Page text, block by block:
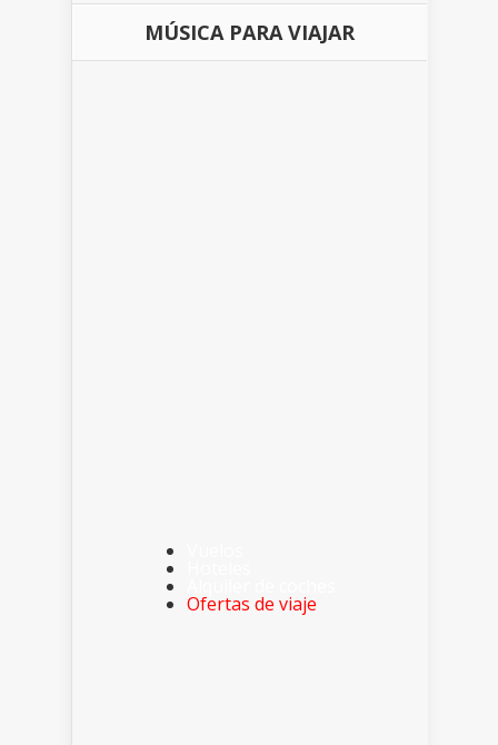
MÚSICA PARA VIAJAR
Ofertas de viaje